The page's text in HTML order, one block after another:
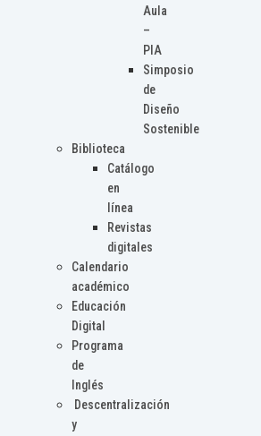
Aula
–
PIA
Simposio
de
Diseño
Sostenible
Biblioteca
Catálogo
en
línea
Revistas
digitales
Calendario
académico
Educación
Digital
Programa
de
Inglés
Descentralización
y